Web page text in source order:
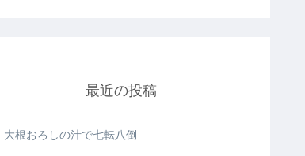
最近の投稿
大根おろしの汁で七転八倒